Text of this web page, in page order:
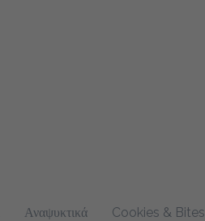
Αναψυκτικά Cookies & Bites